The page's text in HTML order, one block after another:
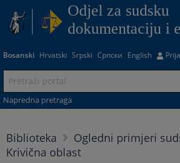
Odjel za sudsku
dokumentaciju i
Bosanski Hrvatski Srpski Српски English
Napredna pretraga
Biblioteka
Ogledni primjeri
Krivična oblast